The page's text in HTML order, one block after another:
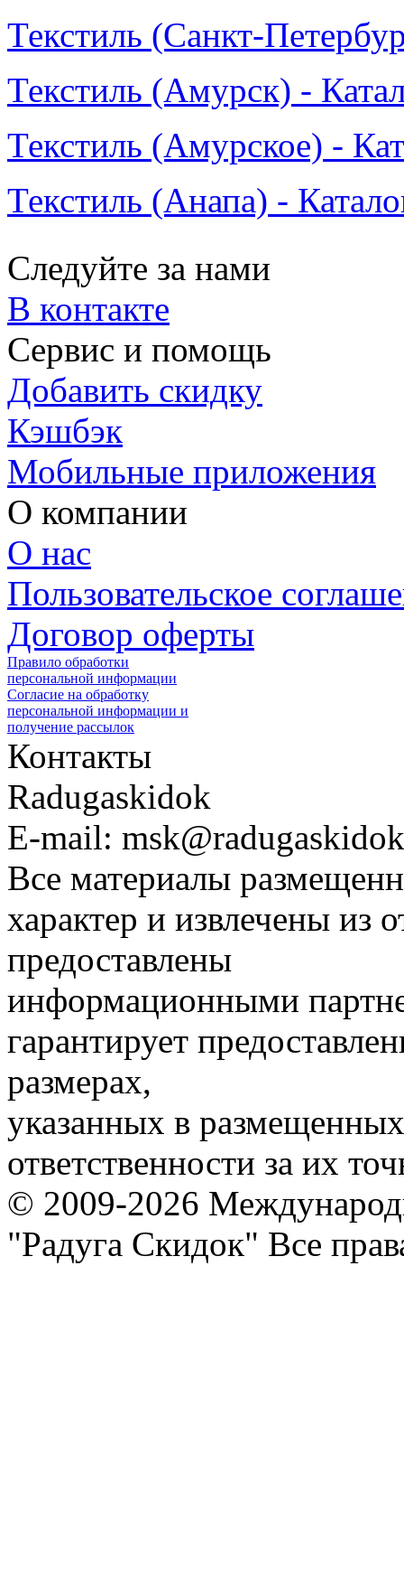
Текстиль (Санкт-
Текстиль (Амурск) -
Текстиль (Амурское) -
Текстиль (Анапа) -
Следуйте за нами
В контакте
Сервис и помощь
Добавить скидку
Кэшбэк
Мобильные приложения
О компании
О нас
Пользовательское
Договор оферты
Правило обработки
персональной информации
Согласие на обработку
персональной информации и
получение рассылок
Контакты
Radugaskidok
E-mail:
Все материалы
характер и извлечены из
предоставлены
информационными
гарантирует
размерах,
указанных в
ответственности за их
© 2009-2026
"Радуга Скидок" Все